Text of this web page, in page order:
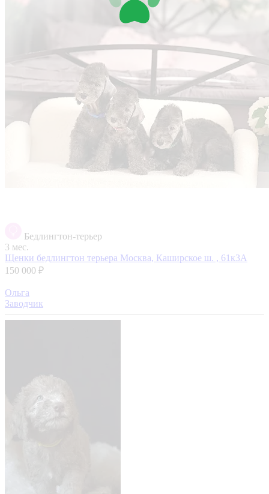
Бедлингтон-терьер
3 мес.
Щенки бедлингтон терьера Москва, Каширское ш. , 61к3А
150 000 ₽
Ольга
Заводчик